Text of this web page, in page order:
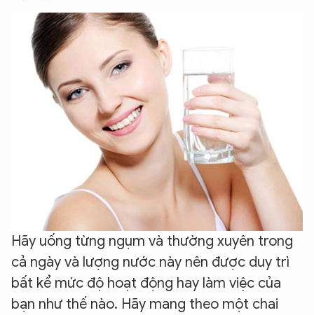
Hãy uống từng ngụm và thường xuyên trong
cả ngày và lượng nước này nên được duy trì
bất kể mức độ hoạt động hay làm việc của
bạn như thế nào. Hãy mang theo một chai